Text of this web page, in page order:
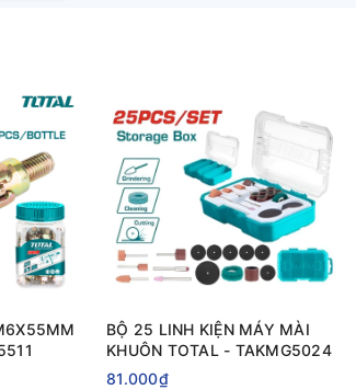
BỘ 25 LINH KIỆN MÁY MÀI
KHUÔN TOTAL - TAKMG5024
81.000₫